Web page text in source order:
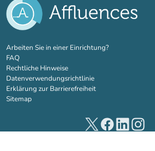
Arbeiten Sie in einer Einrichtung?(new tab)
FAQ
Rechtliche Hinweise
Datenverwendungsrichtlinie
Erklärung zur Barrierefreiheit
Sitemap
(new tab)(new tab)(new tab)